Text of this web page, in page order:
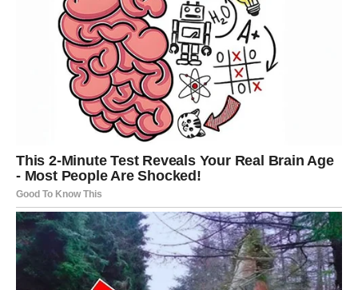
Ostavite smjesu da odstoji 10-15 minuta, dok ne počne
pjeniti i narasti. Ovaj korak je vrlo važan, jer aktivirani
kvasac garantira da će tijesto biti prozračno i mekano.
2. Priprema tijesta
Nakon što ste uspješno aktivirali kvasac, prelazi se na
izradu tijesta: